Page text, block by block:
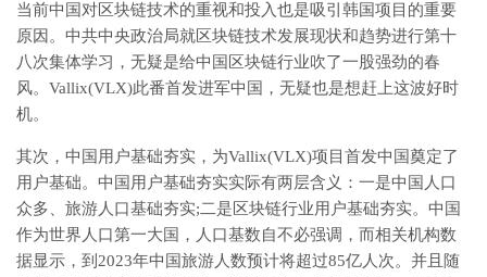
当前中国对区块链技术的重视和投入也是吸引韩国项目的重要
原因。中共中央政治局就区块链技术发展现状和趋势进行第十
八次集体学习，无疑是给中国区块链行业吹了一股强劲的春
风。Vallix(VLX)此番首发进军中国，无疑也是想赶上这波好时
机。
其次，中国用户基础夯实，为Vallix(VLX)项目首发中国奠定了
用户基础。中国用户基础夯实实际有两层含义：一是中国人口
众多、旅游人口基础夯实;二是区块链行业用户基础夯实。中国
作为世界人口第一大国，人口基数自不必强调，而相关机构数
据显示，到2023年中国旅游人数预计将超过85亿人次。并且随